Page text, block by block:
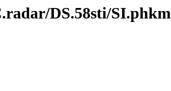
DS.58sti/SI.phkm